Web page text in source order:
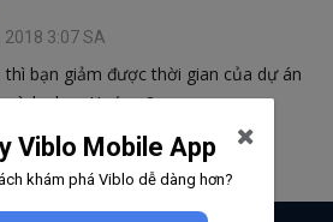
3:07 SA
thì bạn giảm được thời gian của dự án
chọn Hướng 2.
Viblo Mobile App
khám phá Viblo dễ dàng hơn?